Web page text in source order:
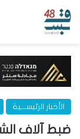
الأخبار الرئيســـية
ضبط آلاف